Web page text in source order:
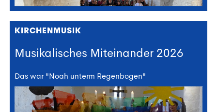
KIRCHENMUSIK
Musikalisches Miteinander 2026
Das war "Noah unterm Regenbogen"